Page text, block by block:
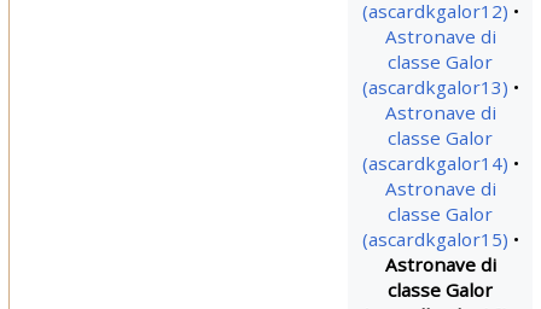
(ascardkgalor12)
Astronave di
classe Galor
(ascardkgalor13)
Astronave di
classe Galor
(ascardkgalor14)
Astronave di
classe Galor
(ascardkgalor15)
Astronave di
classe Galor